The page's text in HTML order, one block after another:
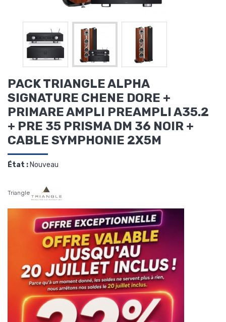
PACK TRIANGLE ALPHA
SIGNATURE CHENE DORE +
PRIMARE AMPLI PREAMPLI A35.2
+ PRE 35 PRISMA DM 36 NOIR +
CABLE SYMPHONIE 2X5M
État :Nouveau
Triangle